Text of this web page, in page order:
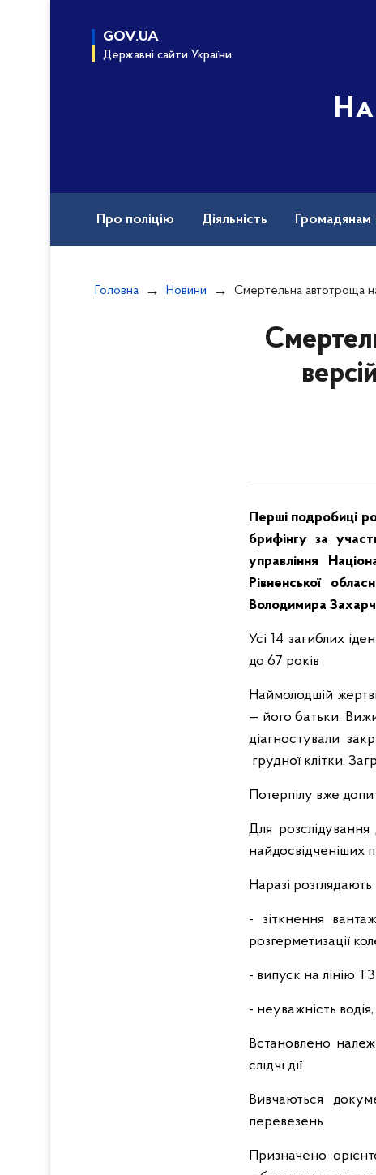
GOV.UA
Державні сайти України
Про поліцію Діяльність Громадянам
Головна Новини Смертельна автотроща на Рівненщині: одна з версій
Перші подробиці
брифінгу за
управління
Рівненської
Володимира
Усі 14 загиблих
до 67 років
Наймолодшій
— його батьки.
діагностували
грудної клітки.
Потерпілу вже
️Для
найдосвідченіших
Наразі розглядають
- зіткнення
розгерметизації
- випуск на лінію
- неуважність
Встановлено
слідчі дії
Вивчаються
перевезень
Призначено